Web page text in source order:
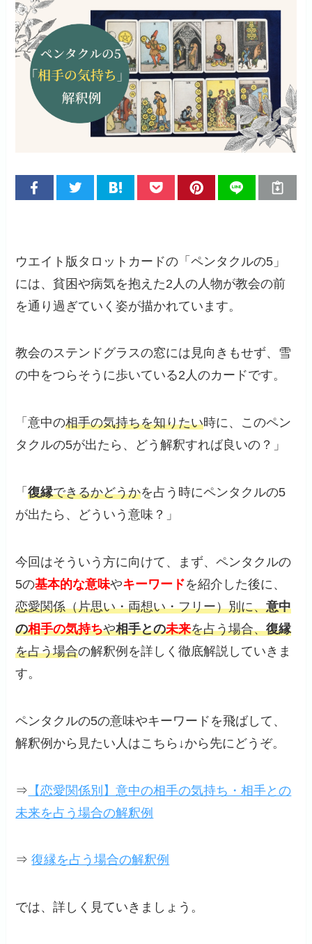
ウエイト版タロットカードの「ペンタクルの5」
には、貧困や病気を抱えた2人の人物が教会の前
を通り過ぎていく姿が描かれています。
教会のステンドグラスの窓には見向きもせず、雪
の中をつらそうに歩いている2人のカードです。
「意中の相手の気持ちを知りたい時に、このペン
タクルの5が出たら、どう解釈すれば良いの？」
「復縁できるかどうかを占う時にペンタクルの5
が出たら、どういう意味？」
今回はそういう方に向けて、まず、ペンタクルの
5の基本的な意味やキーワードを紹介した後に、
恋愛関係（片思い・両想い・フリー）別に、意中
の相手の気持ちや相手との未来を占う場合、復縁
を占う場合の解釈例を詳しく徹底解説していきま
す。
ペンタクルの5の意味やキーワードを飛ばして、
解釈例から見たい人はこちら↓から先にどうぞ。
⇒ 【恋愛関係別】意中の相手の気持ち・相手との
未来を占う場合の解釈例
⇒復縁を占う場合の解釈例
では、詳しく見ていきましょう。